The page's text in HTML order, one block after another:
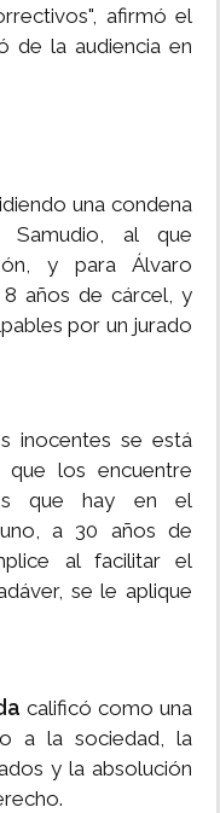
afirmó el
de la audiencia en
una condena
al que
y para Álvaro
años de cárcel, y
por un jurado
inocentes se está
los encuentre
que hay en el
a 30 años de
al facilitar el
se le aplique
calificó como una
a la sociedad, la
y la absolución